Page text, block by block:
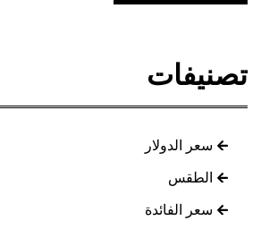
تصنيفات
سعر الدولار
الطقس
سعر الفائدة